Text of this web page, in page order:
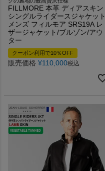
FILLMORE 本革 ディアスキン
シングルライダースジャケット
メンズ フィルモア SRS19A レ
ザージャケット/ブルゾン/アウ
ター
クーポン利用で10％OFF
販売価格 ¥110,000税込